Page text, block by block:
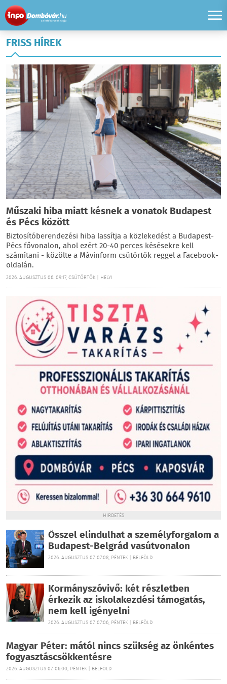
FRISS HÍREK
Műszaki hiba miatt késnek a vonatok Budapest
és Pécs között
Biztosítóberendezési hiba lassítja a közlekedést a Budapest-
Pécs fővonalon, ahol ezért 20-40 perces késésekre kell
számítani - közölte a Mávinform csütörtök reggel a Facebook-
oldalán.
2026. AUGUSZTUS 06. 09:17, CSÜTÖRTÖK | HELYI
HIRDETÉS
Ősszel elindulhat a személyforgalom a
Budapest-Belgrád vasútvonalon
2026. AUGUSZTUS 07. 07:08, PÉNTEK | BELFÖLD
Kormányszóvivő: két részletben
érkezik az iskolakezdési támogatás,
nem kell igényelni
2026. AUGUSZTUS 07. 07:06, PÉNTEK | BELFÖLD
Magyar Péter: mától nincs szükség az önkéntes
fogyasztáscsökkentésre
2026. AUGUSZTUS 07. 06:00, PÉNTEK | BELFÖLD